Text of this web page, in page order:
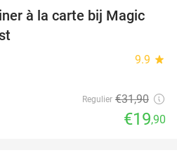
38%
à la carte bij Magic
9.9 star
Regulier €31,90
€19,90